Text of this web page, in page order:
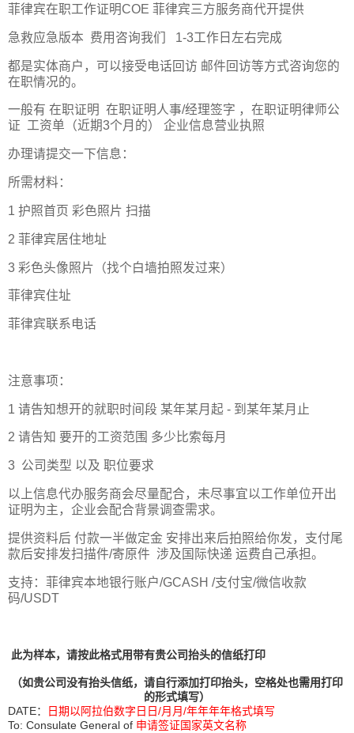
菲律宾在职工作证明COE 菲律宾三方服务商代开提供
急救应急版本 费用咨询我们 1-3工作日左右完成
都是实体商户，可以接受电话回访 邮件回访等方式咨询您的
在职情况的。
一般有 在职证明 在职证明人事/经理签字 ，在职证明律师公
证 工资单（近期3个月的） 企业信息营业执照
办理请提交一下信息：
所需材料：
1 护照首页 彩色照片 扫描
2 菲律宾居住地址
3 彩色头像照片（找个白墙拍照发过来）
菲律宾住址
菲律宾联系电话
注意事项：
1 请告知想开的就职时间段 某年某月起 - 到某年某月止
2 请告知 要开的工资范围 多少比索每月
3 公司类型 以及 职位要求
以上信息代办服务商会尽量配合，未尽事宜以工作单位开出
证明为主，企业会配合背景调查需求。
提供资料后 付款一半做定金 安排出来后拍照给你发，支付尾
款后安排发扫描件/寄原件 涉及国际快递 运费自己承担。
支持：菲律宾本地银行账户/GCASH /支付宝/微信收款
码/USDT
此为样本，请按此格式用带有贵公司抬头的信纸打印
（如贵公司没有抬头信纸，请自行添加打印抬头，空格处也需用打印
的形式填写）
DATE：
日期以阿拉伯数字日日/月月/年年年年格式填写
To: Consulate General of 申请签证国家英文名称